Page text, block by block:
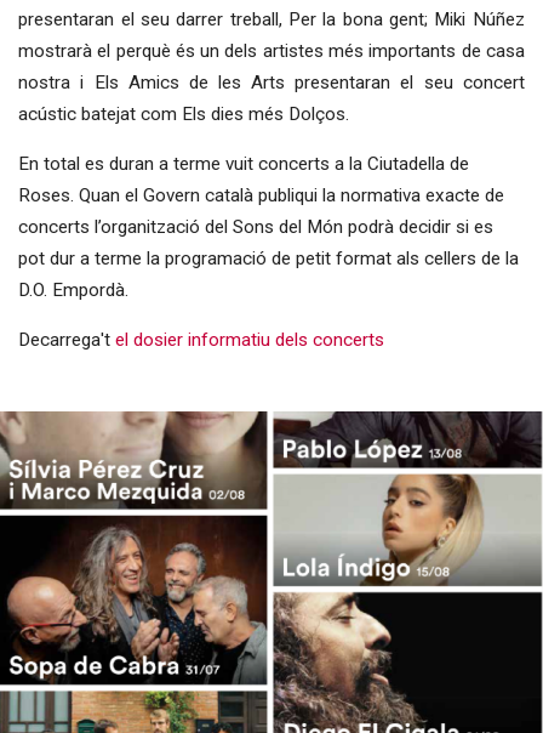
presentaran el seu darrer treball, Per la bona gent; Miki Núñez
mostrarà el perquè és un dels artistes més importants de casa
nostra i Els Amics de les Arts presentaran el seu concert
acústic batejat com Els dies més Dolços.
En total es duran a terme vuit concerts a la Ciutadella de
Roses. Quan el Govern català publiqui la normativa exacte de
concerts l’organització del Sons del Món podrà decidir si es
pot dur a terme la programació de petit format als cellers de la
D.O. Empordà.
Decarrega'tel dosier informatiu dels concerts